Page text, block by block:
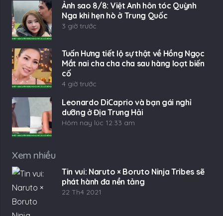
Ảnh sao 8/8: Việt Anh hôn tóc Quỳnh
Nga khi hẹn hò ở Trung Quốc
3 giờ trước
Tuấn Hưng tiết lộ sự thật về Hồng Ngọc
Mắt nai cha cha cha sau hàng loạt biến
cố
4 giờ trước
Leonardo DiCaprio và bạn gái nghỉ
dưỡng ở Địa Trung Hải
Hôm nay lúc 12:33 am
Xem nhiều
Tin vui: Naruto × Boruto Ninja Tribes sẽ
phát hành đa nền tảng
22 Th4 2021